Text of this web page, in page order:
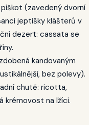
(zavedený dvorní
jeptišky klášterů v
dezert: cassata se
kandovaným
bez polevy).
chutě: ricotta,
krémovost na lžíci.